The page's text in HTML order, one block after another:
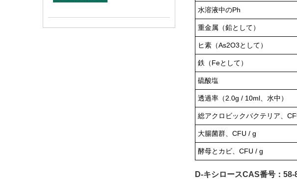
水溶液中のPh
重金属（鉛として）
ヒ素（As2O3として）
鉄（Feとして）
硫酸塩
透過率（2.0g / 10ml、水中）
総アクロビックバクテリア、
大腸菌群、CFU / g
酵母とカビ、CFU / g
D-キシロースCAS番号：58-